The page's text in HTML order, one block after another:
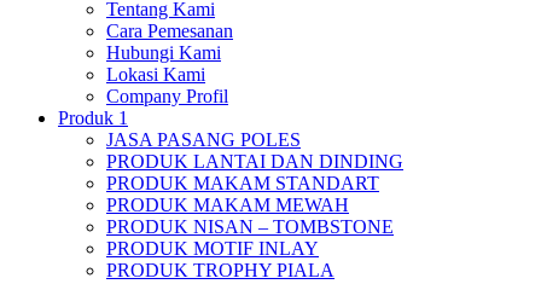
Tentang Kami
Cara Pemesanan
Hubungi Kami
Lokasi Kami
Company Profil
Produk 1
JASA PASANG POLES
PRODUK LANTAI DAN DINDING
PRODUK MAKAM STANDART
PRODUK MAKAM MEWAH
PRODUK NISAN – TOMBSTONE
PRODUK MOTIF INLAY
PRODUK TROPHY PIALA